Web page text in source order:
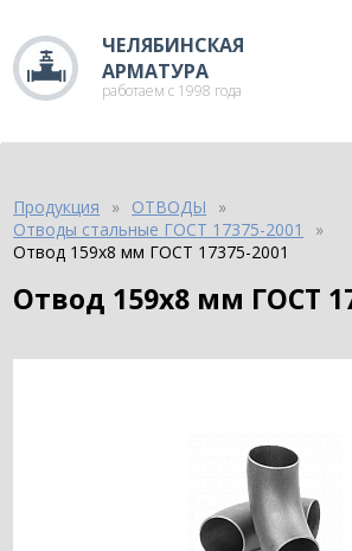
ЧЕЛЯБИНСКАЯ
АРМАТУРА
работаем с 1998 года
Продукция
ОТВОДЫ
Отводы стальные ГОСТ 17375-2001
Отвод 159х8 мм ГОСТ 17375-2001
Отвод 159х8 мм ГОСТ